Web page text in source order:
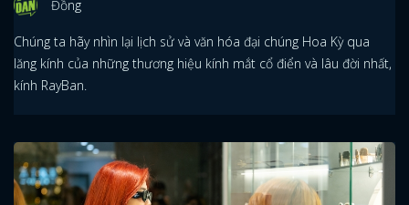
Đồng
Chúng ta hãy nhìn lại lịch sử và văn hóa đại chúng Hoa Kỳ qua
lăng kính của những thương hiệu kính mắt cổ điển và lâu đời nhất,
kính RayBan.